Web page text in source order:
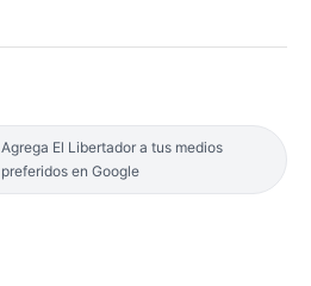
Agrega El Libertador a tus medios
preferidos en Google